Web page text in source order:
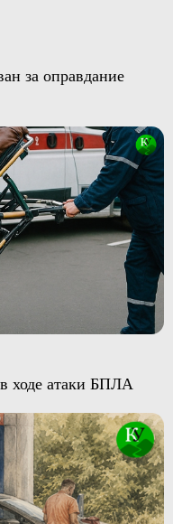
за оправдание
ходе атаки БПЛА